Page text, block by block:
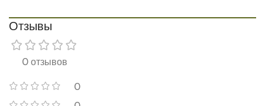
Отзывы
0 отзывов
0